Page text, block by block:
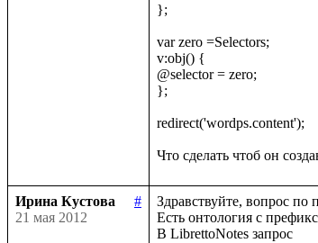
};
var zero =Selectors;
v:obj() {
@selector = zero;
};
redirect('wordps.content');
Ирина Кустова
#
21 мая 2012
Здравствуйте, вопрос
Есть онтология с
В LibrettoNotes запрос